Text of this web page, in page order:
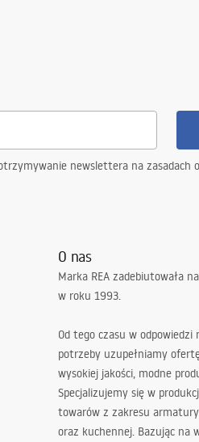
newslettera na zasadach
O nas
Marka REA zadebiutowała
w roku 1993.
Od tego czasu w odpowiedzi
potrzeby uzupełniamy
wysokiej jakości, modne
Specjalizujemy się w
towarów z zakresu
oraz kuchennej. Bazując na